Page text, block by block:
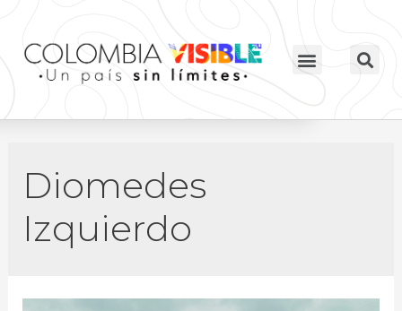
Diomedes
Izquierdo